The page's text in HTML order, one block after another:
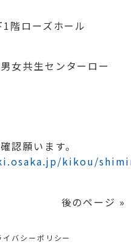
階ローズホール
女共生センターロー
認願います。
kikou/
後のページ »
イバシーポリシー